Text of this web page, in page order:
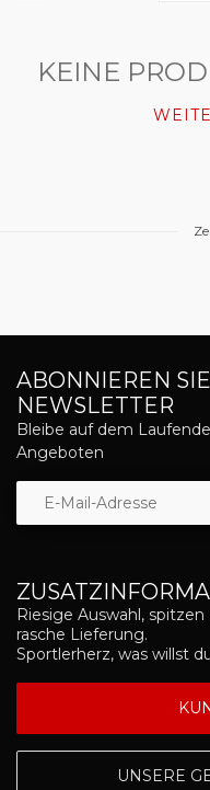
KEINE
Riesige Auswahl,
rasche Lieferung.
Sportlerherz, was willst
UNSERE
ABONNIEREN
NEWSLETTER
Bleibe auf dem
Angeboten